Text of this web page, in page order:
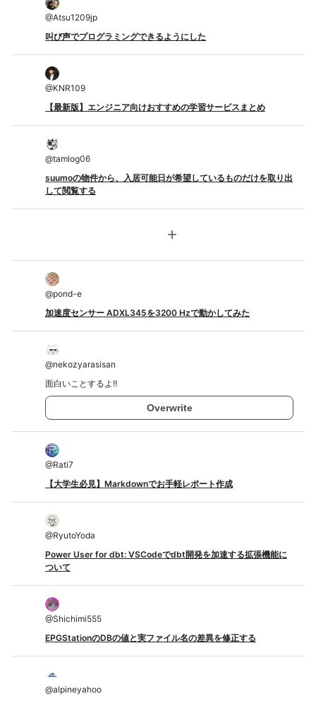
@Atsu1209jp
叫び声でプログラミングできるようにした
@KNR109
【最新版】エンジニア向けおすすめの学習サービスまとめ
@tamlog06
suumoの物件から、入居可能日が希望しているものだけを取り出
して閲覧する
add
@pond-e
加速度センサー ADXL345を3200 Hzで動かしてみた
@nekozyarasisan
面白いことするよ!!
Overwrite
@Rati7
【大学生必見】Markdownでお手軽レポート作成
@RyutoYoda
Power User for dbt: VSCodeでdbt開発を加速する拡張機能に
ついて
@Shichimi555
EPGStationのDBの値と実ファイル名の差異を修正する
@alpineyahoo